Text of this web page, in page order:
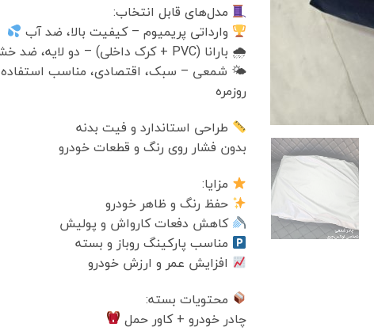
مدل‌های قابل انتخاب:
وارداتی پریمیوم – کیفیت بالا، ضد آب
🌧 بارانا (PVC + کرک داخلی) – دو لایه، ضد خش
🌤 شمعی – سبک، اقتصادی، مناسب استفاده
روزمره
طراحی استاندارد و فیت بدنه
بدون فشار روی رنگ و قطعات خودرو
مزایا:
حفظ رنگ و ظاهر خودرو
کاهش دفعات کارواش و پولیش
مناسب پارکینگ روباز و بسته
افزایش عمر و ارزش خودرو
محتویات بسته:
چادر خودرو + کاور حمل